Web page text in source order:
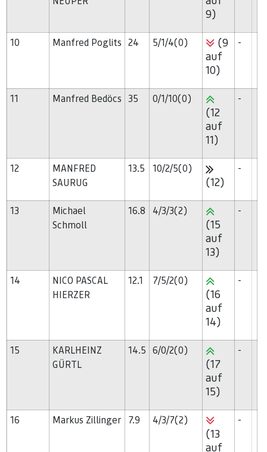
9)
10 Manfred Poglits 24 5/1/4(0)
(9
auf
10)
-
11 Manfred Bedöcs 35 0/1/10(0)
(12
auf
11)
-
12
MANFRED
SAURUG
13.5 10/2/5(0)
(12)
-
13
Michael
Schmoll
16.8 4/3/3(2)
(15
auf
13)
-
14
NICO PASCAL
HIERZER
12.1 7/5/2(0)
(16
auf
14)
-
15
KARLHEINZ
GÜRTL
14.5 6/0/2(0)
(17
auf
15)
-
16 Markus Zillinger 7.9 4/3/7(2)
(13
auf
-